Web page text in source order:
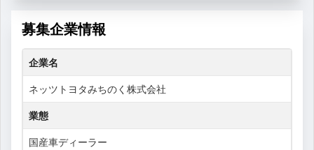
募集企業情報
企業名
ネッツトヨタみちのく株式会社
業態
国産車ディーラー